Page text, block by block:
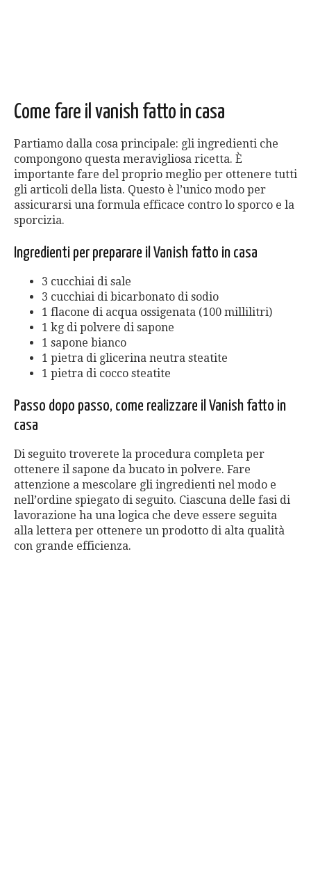
Come fare il vanish fatto in casa
Partiamo dalla cosa principale: gli ingredienti che
compongono questa meravigliosa ricetta. È
importante fare del proprio meglio per ottenere tutti
gli articoli della lista. Questo è l’unico modo per
assicurarsi una formula efficace contro lo sporco e la
sporcizia.
Ingredienti per preparare il Vanish fatto in casa
3 cucchiai di sale
3 cucchiai di bicarbonato di sodio
1 flacone di acqua ossigenata (100 millilitri)
1 kg di polvere di sapone
1 sapone bianco
1 pietra di glicerina neutra steatite
1 pietra di cocco steatite
Passo dopo passo, come realizzare il Vanish fatto in
casa
Di seguito troverete la procedura completa per
ottenere il sapone da bucato in polvere. Fare
attenzione a mescolare gli ingredienti nel modo e
nell’ordine spiegato di seguito. Ciascuna delle fasi di
lavorazione ha una logica che deve essere seguita
alla lettera per ottenere un prodotto di alta qualità
con grande efficienza.